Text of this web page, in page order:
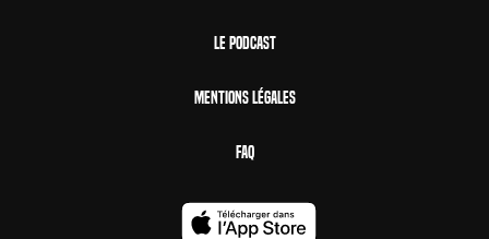
Le Podcast
Mentions Légales
FAQ